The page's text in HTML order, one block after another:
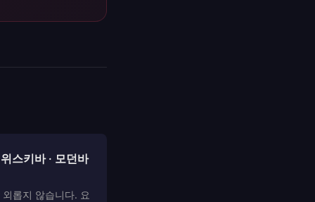
스키바 · 모던바
롭지 않습니다. 요